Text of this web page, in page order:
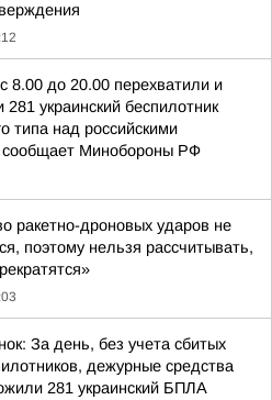
до 20.00 перехватили и
281 украинский беспилотник
типа над российскими
сообщает Минобороны РФ
ракетно-дроновых ударов не
поэтому нельзя рассчитывать,
За день, без учета сбитых
дежурные средства
281 украинский БПЛА